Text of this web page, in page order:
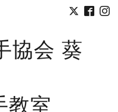
協会 葵
教室